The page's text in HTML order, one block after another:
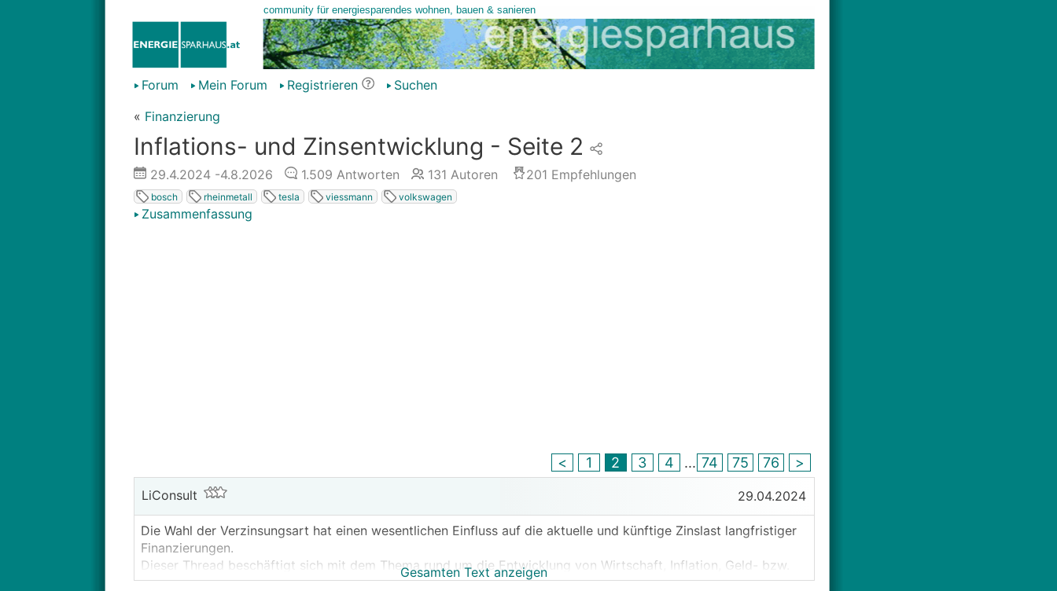
Forum Mein Forum Registrieren
Suchen
« Finanzierung
Inflations- und Zinsentwicklung - Seite 2
29.4.2024 -4.8.2026 1.509 Antworten 131 Autoren 201 Empfehlungen
bosch rheinmetall tesla viessmann volkswagen
Zusammenfassung
< 1 2 3 4 ... 74 75 76 >
LiConsult 29.04.2024
Die Wahl der Verzinsungsart hat einen wesentlichen Einfluss auf die aktuelle und künftige Zinslast langfristiger
Finanzierungen.
Dieser Thread beschäftigt sich mit dem Thema rund um die Entwicklung von Wirtschaft, Inflation, Geld- bzw.
Kapitalmarktzinsen und der individuellen Wahl der geeigneten Verzinsungsart für das neue oder auch
Gesamten Text anzeigen